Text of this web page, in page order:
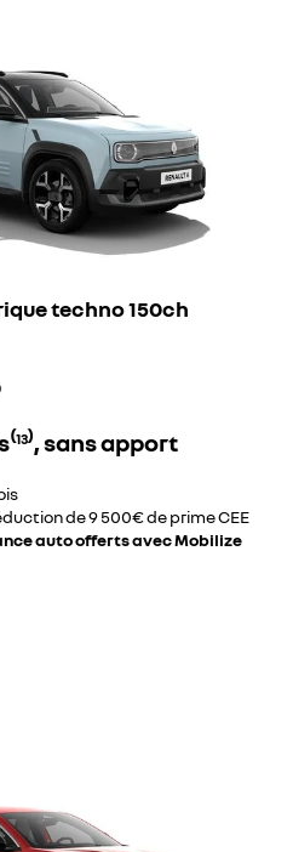
techno 150ch
13⁾, sans apport
de 9 500€ de prime CEE​
auto offerts avec Mobilize